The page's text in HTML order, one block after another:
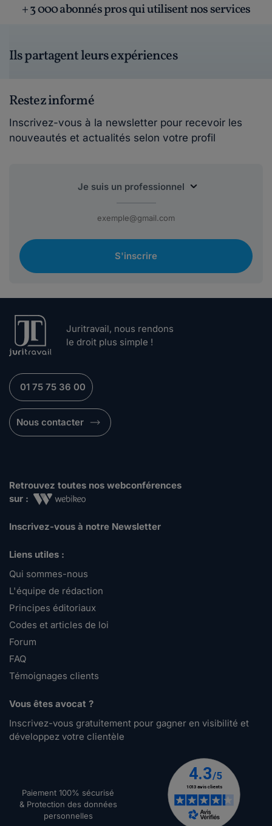
+ 3 000 abonnés pros qui utilisent nos services
Ils partagent leurs expériences
Restez informé
Inscrivez-vous à la newsletter pour recevoir les
nouveautés et actualités selon votre profil
S'inscrire
Juritravail, nous rendons
le droit plus simple !
01 75 75 36 00
Nous contacter
Retrouvez toutes nos webconférences
sur :
Inscrivez-vous à notre Newsletter
Liens utiles :
Qui sommes-nous
L'équipe de rédaction
Principes éditoriaux
Codes et articles de loi
Forum
FAQ
Témoignages clients
Vous êtes avocat ?
Inscrivez-vous gratuitement pour gagner en visibilité et
développez votre clientèle
Paiement 100% sécurisé
& Protection des données
personnelles